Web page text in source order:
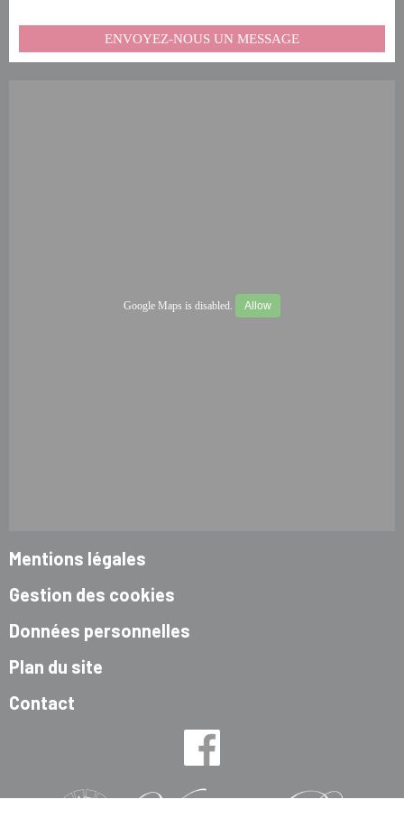
ENVOYEZ-NOUS UN MESSAGE
Google Maps is disabled. Allow
Mentions légales
Gestion des cookies
Données personnelles
Plan du site
Contact